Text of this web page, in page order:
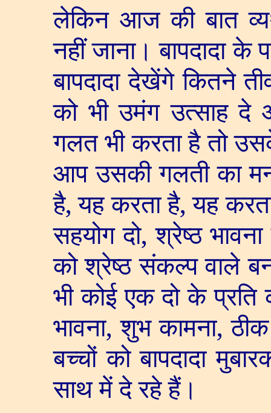
लेकिन आज की बात
नहीं जाना। बापदादा के
बापदादा देखेंगे कितने
को भी उमंग उत्साह
गलत भी करता है तो
आप उसकी गलती का
है,यह करता है,यह
सहयोग दो,श्रेष्ठ भावना
को श्रेष्ठ संकल्प वाले
भी कोई एक दो के प्रति
भावना,शुभ कामना,
बच्चों को बापदादा
साथ में दे रहे हैं।